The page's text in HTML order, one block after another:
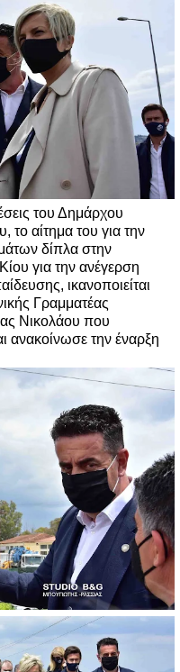
του Δημάρχου
αίτημα του για την
δίπλα στην
για την ανέγερση
ικανοποιείται
Γραμματέας
Νικολάου που
ανακοίνωσε την έναρξη